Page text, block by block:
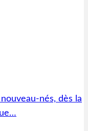
nés, dès la